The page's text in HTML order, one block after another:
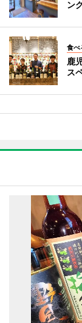
ン
食べ
鹿
ス